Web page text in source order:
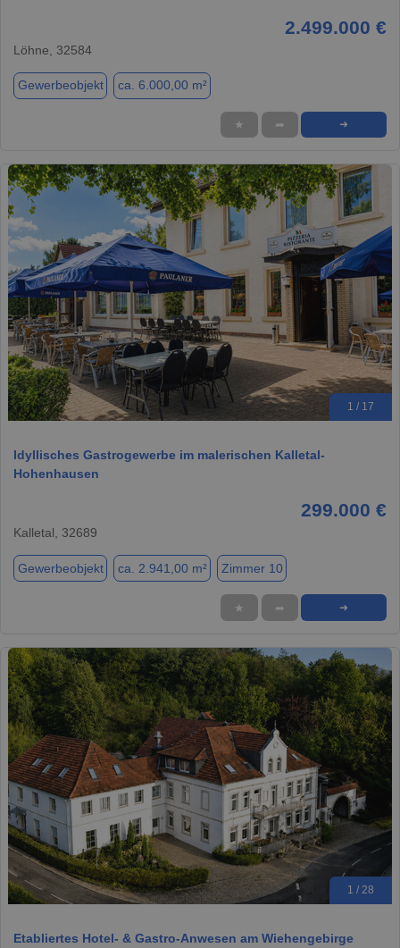
2.499.000 €
Löhne, 32584
Gewerbeobjekt ca. 6.000,00 m²
★ ➦ ➜
1 / 17
Idyllisches Gastrogewerbe im malerischen Kalletal-
Hohenhausen
299.000 €
Kalletal, 32689
Gewerbeobjekt ca. 2.941,00 m² Zimmer 10
★ ➦ ➜
1 / 28
Etabliertes Hotel- & Gastro-Anwesen am Wiehengebirge